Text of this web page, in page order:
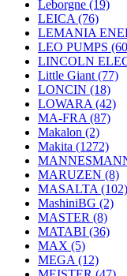
Leborgne (19)
LEICA (76)
LEMANIA
LEO PUMPS
LINCOLN
Little Giant (77)
LONCIN (18)
LOWARA (42)
MA-FRA (87)
Makalon (2)
Makita (1272)
MARUZEN (8)
MASALTA (102)
MashiniBG (2)
MASTER (8)
MATABI (36)
MAX (5)
MEGA (12)